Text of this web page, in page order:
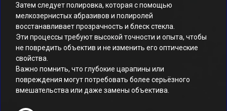
Затем следует полировка, которая с помощью
мелкозернистых абразивов и полиролей
восстанавливает прозрачность и блеск стекла.
Эти процессы требуют высокой точности и опыта, чтобы
не повредить объектив и не изменить его оптические
свойства.
Важно помнить, что глубокие царапины или
повреждения могут потребовать более серьёзного
вмешательства или даже замены объектива.